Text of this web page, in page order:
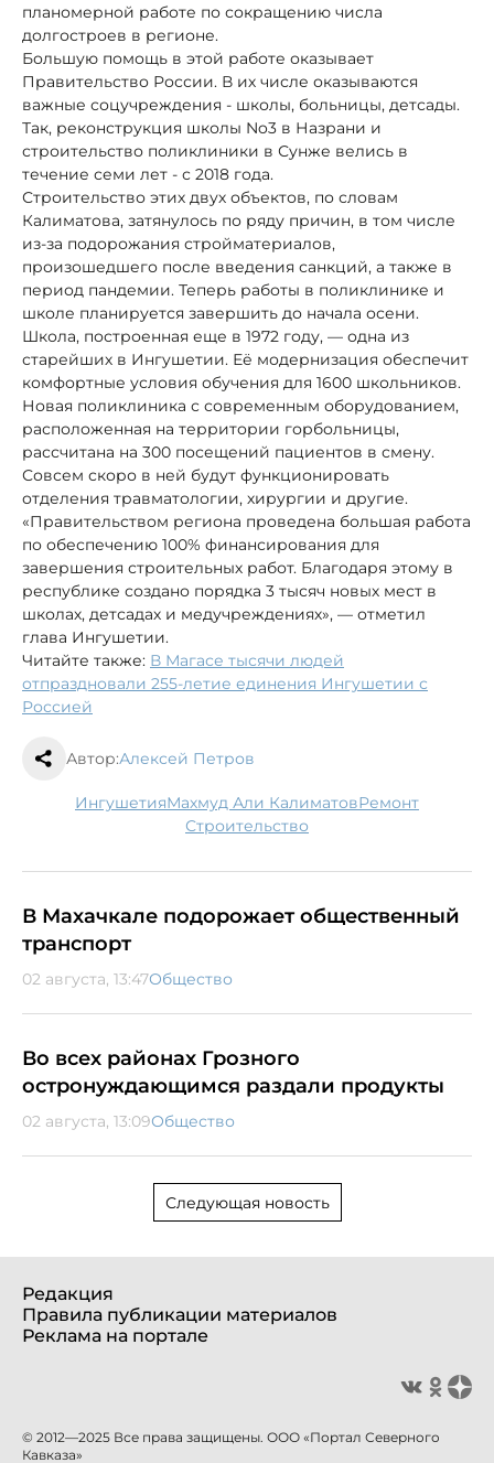
планомерной работе по сокращению числа
долгостроев в регионе.
Большую помощь в этой работе оказывает
Правительство России. В их числе оказываются
важные соцучреждения - школы, больницы, детсады.
Так, реконструкция школы No3 в Назрани и
строительство поликлиники в Сунже велись в
течение семи лет - с 2018 года.
Строительство этих двух объектов, по словам
Калиматова, затянулось по ряду причин, в том числе
из-за подорожания стройматериалов,
произошедшего после введения санкций, а также в
период пандемии. Теперь работы в поликлинике и
школе планируется завершить до начала осени.
Школа, построенная еще в 1972 году, — одна из
старейших в Ингушетии. Её модернизация обеспечит
комфортные условия обучения для 1600 школьников.
Новая поликлиника с современным оборудованием,
расположенная на территории горбольницы,
рассчитана на 300 посещений пациентов в смену.
Совсем скоро в ней будут функционировать
отделения травматологии, хирургии и другие.
«Правительством региона проведена большая работа
по обеспечению 100% финансирования для
завершения строительных работ. Благодаря этому в
республике создано порядка 3 тысяч новых мест в
школах, детсадах и медучреждениях», — отметил
глава Ингушетии.
Читайте также: В Магасе тысячи людей
отпраздновали 255-летие единения Ингушетии с
Россией
Автор:Алексей Петров
Ингушетия Махмуд Али Калиматов
ремонт
строительство
В Махачкале подорожает общественный
транспорт
02 августа, 13:47Общество
Во всех районах Грозного
остронуждающимся раздали продукты
02 августа, 13:09Общество
Следующая новость
Редакция
Правила публикации материалов
Реклама на портале
© 2012—2025 Все права защищены. ООО «Портал Северного
Кавказа»